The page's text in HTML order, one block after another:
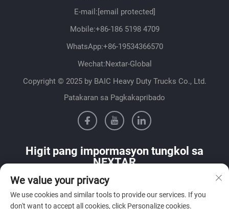
E-mail:[email protected]
Mobile:+86-186 5198 4709
WhatsApp:+86-19534366570
Wechat:Nextar-Global
Copyright © 2025 by BAIC Heavy Duty Trucks Co., Ltd.
Patakaran sa Pagkakapribado
Higit pang impormasyon tungkol sa
NEXTAR
Makipag-ugnayan sa aming sales team sa iyong bansa
We value your privacy
We use cookies and similar tools to provide our services. If you
don't want to accept all cookies, click Personalize cookies.